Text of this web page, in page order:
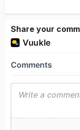
Share your